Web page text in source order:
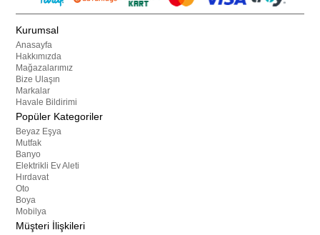
Kurumsal
Anasayfa
Hakkımızda
Mağazalarımız
Bize Ulaşın
Markalar
Havale Bildirimi
Popüler Kategoriler
Beyaz Eşya
Mutfak
Banyo
Elektrikli Ev Aleti
Hırdavat
Oto
Boya
Mobilya
Müşteri İlişkileri